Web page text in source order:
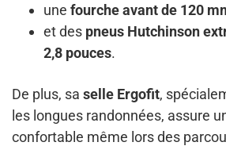
une fourche avant de 120
et des pneus Hutchinson
2,8 pouces.
De plus, sa selle Ergofit,
les longues randonnées, assure
confortable même lors des